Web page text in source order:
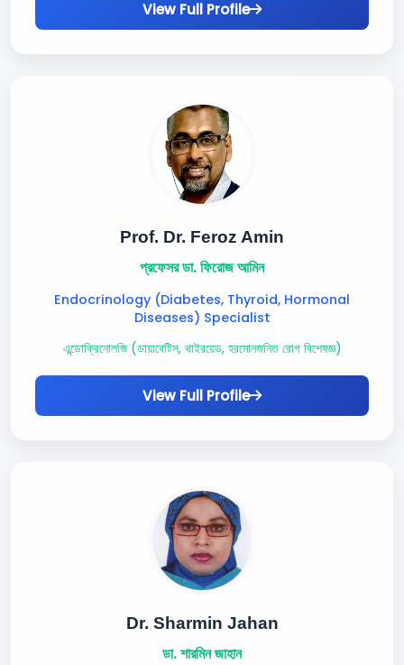
View Full Profile
Prof. Dr. Feroz Amin
প্রফেসর ডা. ফিরোজ আমিন
Endocrinology (Diabetes, Thyroid, Hormonal
Diseases) Specialist
এন্ডোক্রিনোলজি (ডায়াবেটিস, থাইরয়েড, হরমোনজনিত রোগ বিশেষজ্ঞ)
View Full Profile
Dr. Sharmin Jahan
ডা. শারমিন জাহান